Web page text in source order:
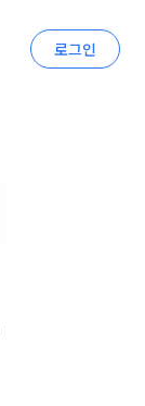
로그인